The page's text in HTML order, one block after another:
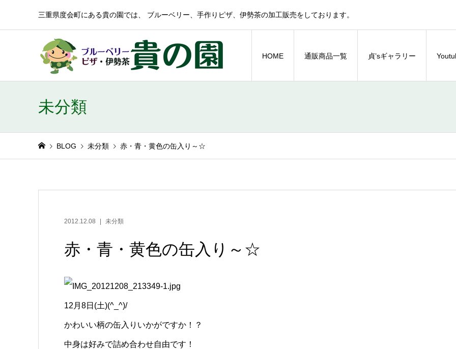
三重県度会町にある貴の園では、 ブルーベリー、手作りピザ、伊勢茶の加工販売をしております。
HOME 通販商品一覧 貞’sギャラリー
未分類
BLOG 未分類 赤・青・黄色の缶入り～☆
2012.12.08 未分類
赤・青・黄色の缶入り～☆
12月8日(土)(^_^)/
かわいい柄の缶入りいかがですか！？
中身は好みで詰め合わせ自由です！